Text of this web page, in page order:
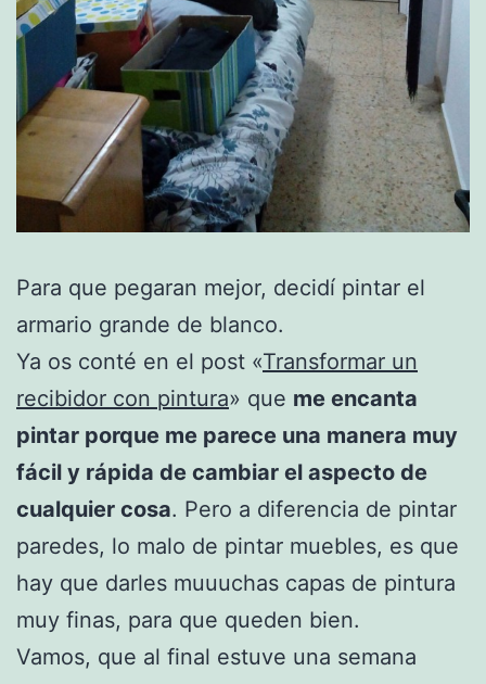
Para que pegaran mejor, decidí pintar el
armario grande de blanco.
Ya os conté en el post «Transformar un
recibidor con pintura» que me encanta
pintar porque me parece una manera muy
fácil y rápida de cambiar el aspecto de
cualquier cosa. Pero a diferencia de pintar
paredes, lo malo de pintar muebles, es que
hay que darles muuuchas capas de pintura
muy finas, para que queden bien.
Vamos, que al final estuve una semana